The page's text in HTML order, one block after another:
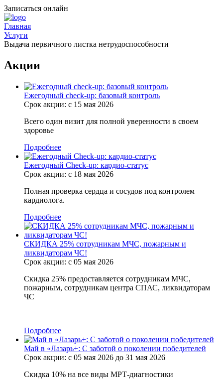
Записаться онлайн
Главная
Услуги
Выдача первичного листка нетрудоспособности
Акции
Ежегодный check-up: базовый контроль
Срок акции: с 15 мая 2026
Всего один визит для полной уверенности в своем
здоровье
Подробнее
Ежегодный Check-up: кардио-статус
Срок акции: с 18 мая 2026
Полная проверка сердца и сосудов под контролем
кардиолога.
Подробнее
СКИДКА 25% сотрудникам МЧС, пожарным и
ликвидаторам ЧС!
Срок акции: с 05 мая 2026
Скидка 25% предоставляется сотрудникам МЧС,
пожарным, сотрудникам центра СПАС, ликвидаторам
ЧС
Подробнее
Май в «Лазарь+: С заботой о поколении победителей
Срок акции: с 05 мая 2026 до 31 мая 2026
Скидка 10% на все виды МРТ-диагностики